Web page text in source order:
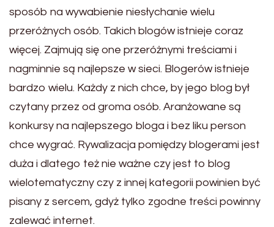
sposób na wywabienie niesłychanie wielu
przeróżnych osób. Takich blogów istnieje coraz
więcej. Zajmują się one przeróżnymi treściami i
nagminnie są najlepsze w sieci. Blogerów istnieje
bardzo wielu. Każdy z nich chce, by jego blog był
czytany przez od groma osób. Aranżowane są
konkursy na najlepszego bloga i bez liku person
chce wygrać. Rywalizacja pomiędzy blogerami jest
duża i dlatego też nie ważne czy jest to blog
wielotematyczny czy z innej kategorii powinien być
pisany z sercem, gdyż tylko zgodne treści powinny
zalewać internet.